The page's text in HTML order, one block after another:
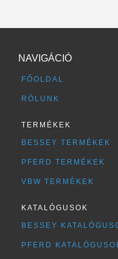
NAVIGÁCIÓ
FŐOLDAL
RÓLUNK
TERMÉKEK
BESSEY TERMÉKEK
PFERD TERMÉKEK
VBW TERMÉKEK
KATALÓGUSOK
BESSEY
PFERD